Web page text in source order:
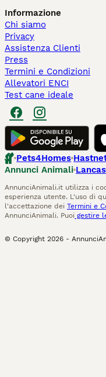
Informazione
Chi siamo
Privacy
Assistenza Clienti
Press
Termini e Condizioni
Allevatori ENCI
Test cane ideale
Pets4Homes
Annunci Animali
AnnunciAnimali.it utilizza i
esperienza utente. L'uso di
l'accettazione dei Termini e
AnnunciAnimali. Puoi gestire
© Copyright 2026 -